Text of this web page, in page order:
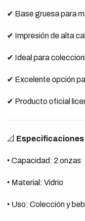
✔ Base gruesa para
✔ Impresión de alta
✔ Ideal para
✔ Excelente opción
✔ Producto oficial
📐 Especificaciones
• Capacidad: 2 onzas
• Material: Vidrio
• Uso: Colección y